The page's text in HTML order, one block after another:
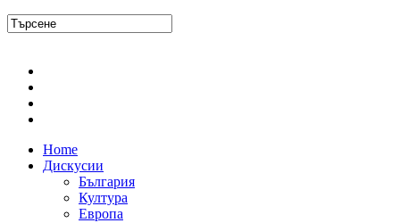
Home
Дискусии
България
Култура
Европа